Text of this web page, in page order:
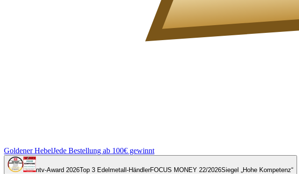
Goldener HebelJede Bestellung ab 100€ gewinnt
ntv-Award 2026Top 3 Edelmetall-HändlerFOCUS MONEY 22/2026Siegel „Hohe Kompetenz“